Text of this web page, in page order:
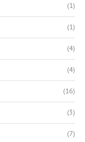
(1)
(1)
(4)
(4)
(16)
(3)
(7)